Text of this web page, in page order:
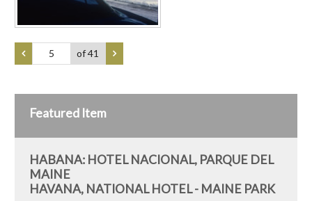
of 41
Featured Item
HABANA: HOTEL NACIONAL, PARQUE DEL
MAINE
HAVANA, NATIONAL HOTEL - MAINE PARK